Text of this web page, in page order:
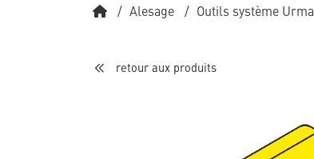
Alesage Outils système Urma
retour aux produits